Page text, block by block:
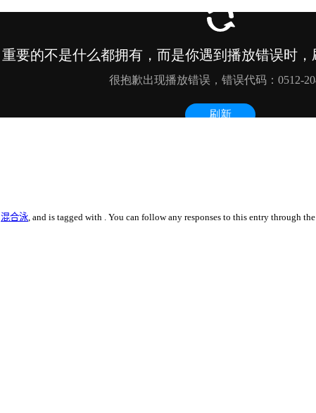
混合泳 , and is tagged with . You can follow any responses to this entry through the